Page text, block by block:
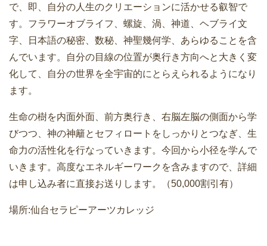
で、即、自分の人生のクリエーションに活かせる叡智で
す。フラワーオブライフ、螺旋、渦、神道、ヘブライ文
字、日本語の秘密、数秘、神聖幾何学、あらゆることを含
んでいます。自分の目線の位置が奥行き方向へと大きく変
化して、自分の世界を全宇宙的にとらえられるようになり
ます。
生命の樹を内面外面、前方奥行き、右脳左脳の側面から学
びつつ、神の神籬とセフィロートをしっかりとつなぎ、生
命力の活性化を行なっていきます。今回から小径を学んで
いきます。高度なエネルギーワークを含みますので、詳細
は申し込み者に直接お送りします。（50,000割引有）
場所:仙台セラピーアーツカレッジ